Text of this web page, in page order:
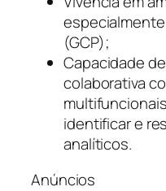
(GCP);
Capacidade
colaborativa
identificar e
analíticos.
Anúncios